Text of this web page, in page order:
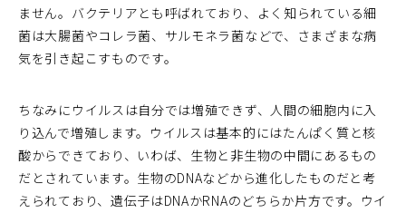
ません。バクテリアとも呼ばれており、よく知られている細
菌は大腸菌やコレラ菌、サルモネラ菌などで、さまざまな病
気を引き起こすものです。
ちなみにウイルスは自分では増殖できず、人間の細胞内に入
り込んで増殖します。ウイルスは基本的にはたんぱく質と核
酸からできており、いわば、生物と非生物の中間にあるもの
だとされています。生物のDNAなどから進化したものだと考
えられており、遺伝子はDNAかRNAのどちらか片方です。ウイ